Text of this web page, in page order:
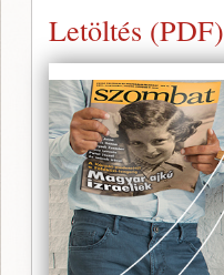
Letöltés (PDF)